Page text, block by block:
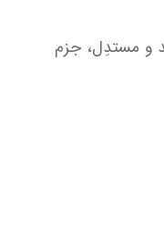
و مستدِل، جزم